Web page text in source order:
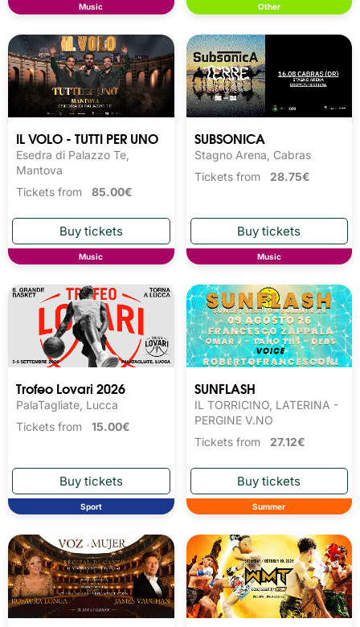
Music Other
IL VOLO - TUTTI PER UNO
Esedra di Palazzo Te,
Mantova
Tickets from 85.00€
Music
SUBSONICA
Stagno Arena, Cabras
Tickets from 28.75€
Music
Trofeo Lovari 2026
PalaTagliate, Lucca
Tickets from 15.00€
Sport
SUNFLASH
IL TORRICINO, LATERINA -
PERGINE V.NO
Tickets from 27.12€
Summer